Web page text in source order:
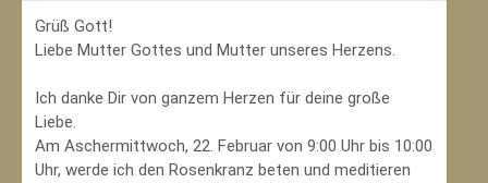
Grüß Gott!
Liebe Mutter Gottes und Mutter unseres Herzens.
Ich danke Dir von ganzem Herzen für deine große
Liebe.
Am Aschermittwoch, 22. Februar von 9:00 Uhr bis 10:00
Uhr, werde ich den Rosenkranz beten und meditieren